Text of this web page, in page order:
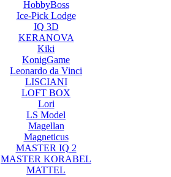
HobbyBoss
Ice-Pick Lodge
IQ 3D
KERANOVA
Kiki
KonigGame
Leonardo da Vinci
LISCIANI
LOFT BOX
Lori
LS Model
Magellan
Magneticus
MASTER IQ 2
MASTER KORABEL
MATTEL